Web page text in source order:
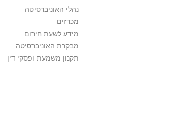
נהלי האוניברסיטה
מכרזים
מידע לשעת חירום
מבקרת האוניברסיטה
תקנון משמעת ופסקי דין